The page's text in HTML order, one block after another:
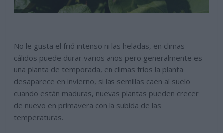
No le gusta el frió intenso ni las heladas, en climas
cálidos puede durar varios años pero generalmente es
una planta de temporada, en climas fríos la planta
desaparece en invierno, si las semillas caen al suelo
cuando están maduras, nuevas plantas pueden crecer
de nuevo en primavera con la subida de las
temperaturas.